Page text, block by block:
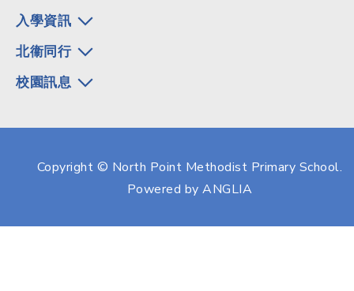
入學資訊
北衞同行
校園訊息
Copyright © North Point Methodist Primary School.
Powered byANGLIA